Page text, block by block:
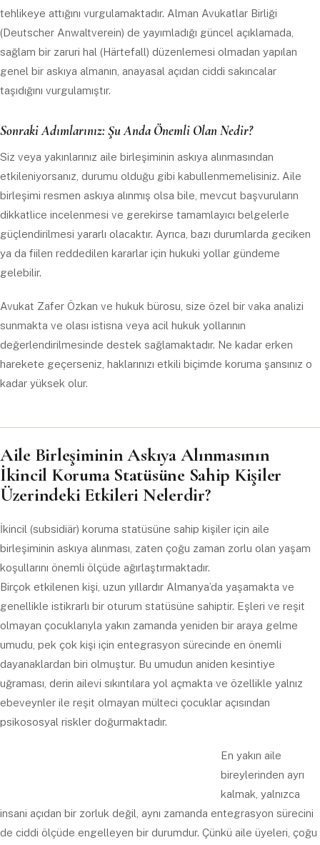
tehlikeye attığını vurgulamaktadır. Alman Avukatlar Birliği
(Deutscher Anwaltverein) de yayımladığı güncel açıklamada,
sağlam bir zaruri hal (Härtefall) düzenlemesi olmadan yapılan
genel bir askıya almanın, anayasal açıdan ciddi sakıncalar
taşıdığını vurgulamıştır.
Sonraki Adımlarınız: Şu Anda Önemli Olan Nedir?
Siz veya yakınlarınız aile birleşiminin askıya alınmasından
etkileniyorsanız, durumu olduğu gibi kabullenmemelisiniz. Aile
birleşimi resmen askıya alınmış olsa bile, mevcut başvuruların
dikkatlice incelenmesi ve gerekirse tamamlayıcı belgelerle
güçlendirilmesi yararlı olacaktır. Ayrıca, bazı durumlarda geciken
ya da fiilen reddedilen kararlar için hukuki yollar gündeme
gelebilir.
Avukat Zafer Özkan ve hukuk bürosu, size özel bir vaka analizi
sunmakta ve olası istisna veya acil hukuk yollarının
değerlendirilmesinde destek sağlamaktadır. Ne kadar erken
harekete geçerseniz, haklarınızı etkili biçimde koruma şansınız o
kadar yüksek olur.
Aile Birleşiminin Askıya Alınmasının
İkincil Koruma Statüsüne Sahip Kişiler
Üzerindeki Etkileri Nelerdir?
İkincil (subsidiär) koruma statüsüne sahip kişiler için aile
birleşiminin askıya alınması, zaten çoğu zaman zorlu olan yaşam
koşullarını önemli ölçüde ağırlaştırmaktadır.
Birçok etkilenen kişi, uzun yıllardır Almanya’da yaşamakta ve
genellikle istikrarlı bir oturum statüsüne sahiptir. Eşleri ve reşit
olmayan çocuklarıyla yakın zamanda yeniden bir araya gelme
umudu, pek çok kişi için entegrasyon sürecinde en önemli
dayanaklardan biri olmuştur. Bu umudun aniden kesintiye
uğraması, derin ailevi sıkıntılara yol açmakta ve özellikle yalnız
ebeveynler ile reşit olmayan mülteci çocuklar açısından
psikososyal riskler doğurmaktadır.
En yakın aile
bireylerinden ayrı
kalmak, yalnızca
insani açıdan bir zorluk değil, aynı zamanda entegrasyon sürecini
de ciddi ölçüde engelleyen bir durumdur. Çünkü aile üyeleri, çoğu